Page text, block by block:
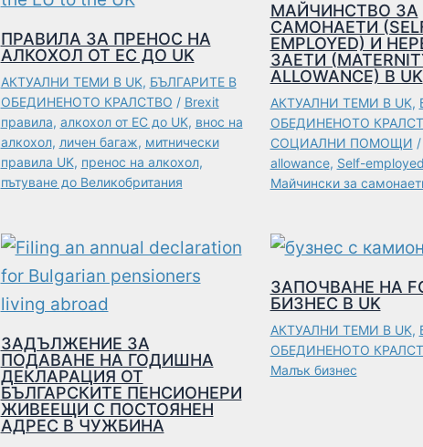
ПРАВИЛА ЗА ПРЕНОС НА
АЛКОХОЛ ОТ ЕС ДО UK
АКТУАЛНИ ТЕМИ В UK, БЪЛГАРИТЕ В
ОБЕДИНЕНОТО КРАЛСТВО / Brexit
правила, алкохол от ЕС до UK, внос на
алкохол, личен багаж, митнически
правила UK, пренос на алкохол,
пътуване до Великобритания
МАЙЧИНСТВО ЗА
САМОНАЕТИ
EMPLOYED) И
ЗАЕТИ
ALLOWANCE) В UK
АКТУАЛНИ ТЕМИ В UK,
ОБЕДИНЕНОТО
СОЦИАЛНИ ПОМОЩИ /
allowance, Self-employed
Майчински за
ЗАДЪЛЖЕНИЕ ЗА
ПОДАВАНЕ НА ГОДИШНА
ДЕКЛАРАЦИЯ ОТ
БЪЛГАРСКИТЕ ПЕНСИОНЕРИ
ЖИВЕЕЩИ С ПОСТОЯНЕН
АДРЕС В ЧУЖБИНА
ЗАПОЧВАНЕ НА
БИЗНЕС В UK
АКТУАЛНИ ТЕМИ В UK,
ОБЕДИНЕНОТО
Малък бизнес